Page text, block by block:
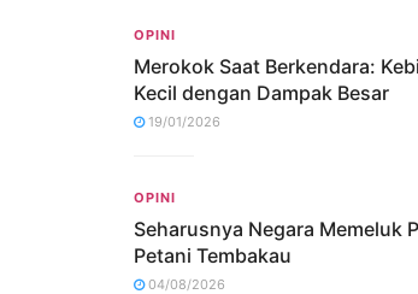
OPINI
Merokok Saat Berkendara:
Kecil dengan Dampak Besar
19/01/2026
OPINI
Seharusnya Negara Memeluk
Petani Tembakau
04/08/2026